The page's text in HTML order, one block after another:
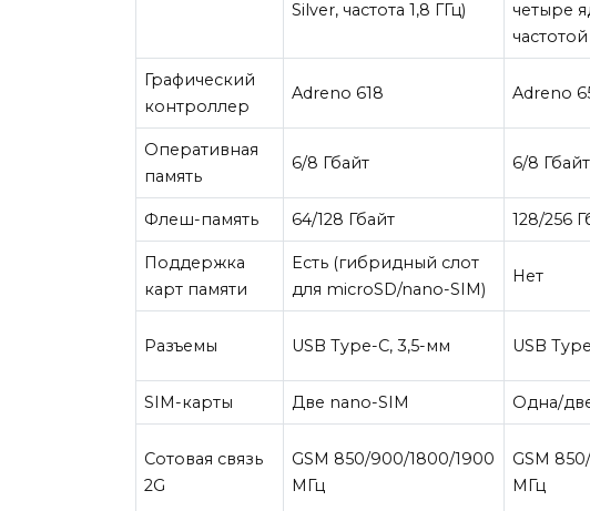
Silver, частота 1,8 ГГц)
четыре
частотой
Графический
контроллер
Adreno 618 Adreno
Оперативная
память
6/8 Гбайт 6/8 Гбайт
Флеш-память 64/128 Гбайт 128/256
Поддержка
карт памяти
Есть (гибридный слот
для microSD/nano-SIM)
Нет
Разъемы USB Type-C, 3,5-мм USB
SIM-карты Две nano-SIM Одна/
Сотовая связь
2G
GSM 850/900/1800/1900
МГц
GSM
МГц